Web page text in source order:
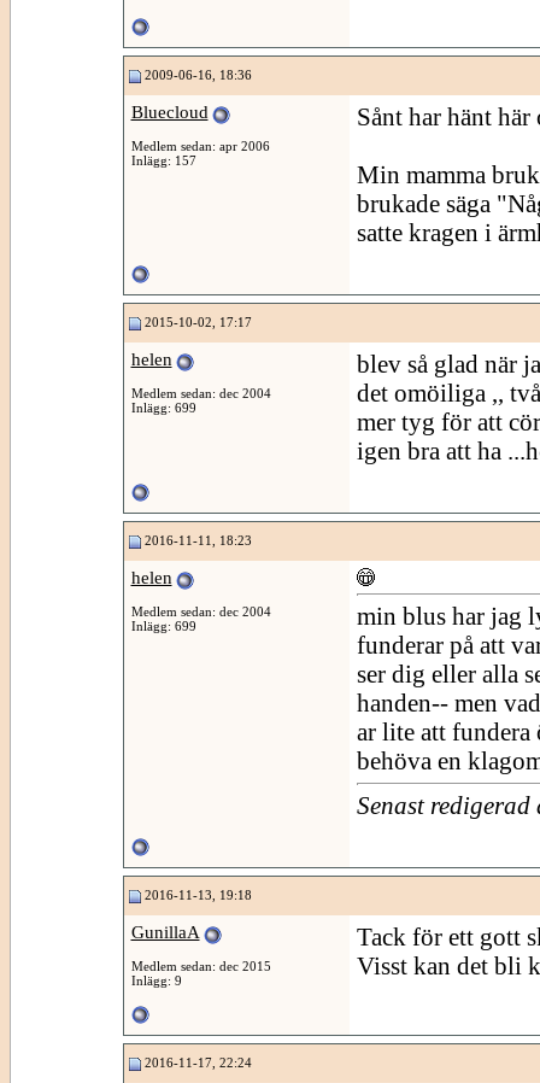
2009-06-16, 18:36
Bluecloud
Medlem sedan: apr 2006
Inlägg: 157
Sånt har hänt här
Min mamma
brukade säga
satte kragen i
2015-10-02, 17:17
helen
Medlem sedan: dec 2004
Inlägg: 699
blev så glad när
det omöiliga ,,
mer tyg för att
igen bra att ha
2016-11-11, 18:23
helen
Medlem sedan: dec 2004
Inlägg: 699
min blus har jag
funderar på att
ser dig eller alla
handen-- men
ar lite att fundera
behöva en
Senast
2016-11-13, 19:18
GunillaA
Medlem sedan: dec 2015
Inlägg: 9
Tack för ett gott
Visst kan det bli
2016-11-17, 22:24